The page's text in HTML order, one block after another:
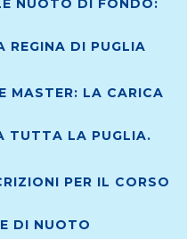
NUOTO DI FONDO:
REGINA DI PUGLIA
MASTER: LA CARICA
TUTTA LA PUGLIA.
PER IL CORSO
DI NUOTO